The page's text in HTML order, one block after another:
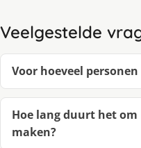
Veelgestelde
Voor hoeveel
Hoe lang duurt het om
maken?